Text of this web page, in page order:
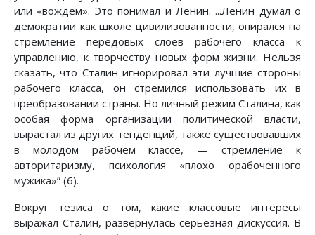
или «вождем». Это понимал и Ленин. ...Ленин думал о
демократии как школе цивилизованности, опирался на
стремление передовых слоев рабочего класса к
управлению, к творчеству новых форм жизни. Нельзя
сказать, что Сталин игнорировал эти лучшие стороны
рабочего класса, он стремился использовать их в
преобразовании страны. Но личный режим Сталина, как
особая форма организации политической власти,
вырастал из других тенденций, также существовавших
в молодом рабочем классе, — стремление к
авторитаризму, психология «плохо орабоченного
мужика»” (6).
Вокруг тезиса о том, какие классовые интересы
выражал Сталин, развернулась серьёзная дискуссия. В